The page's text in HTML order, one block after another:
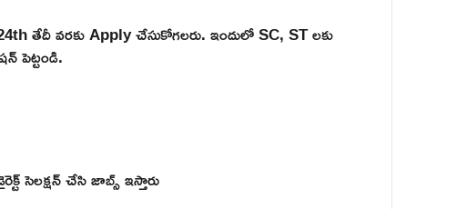
తేదీ వరకు Apply చేసుకోగలరు. ఇందులో SC, ST లకు
పెట్టండి.
సెలక్షన్ చేసి జాబ్స్ ఇస్తారు